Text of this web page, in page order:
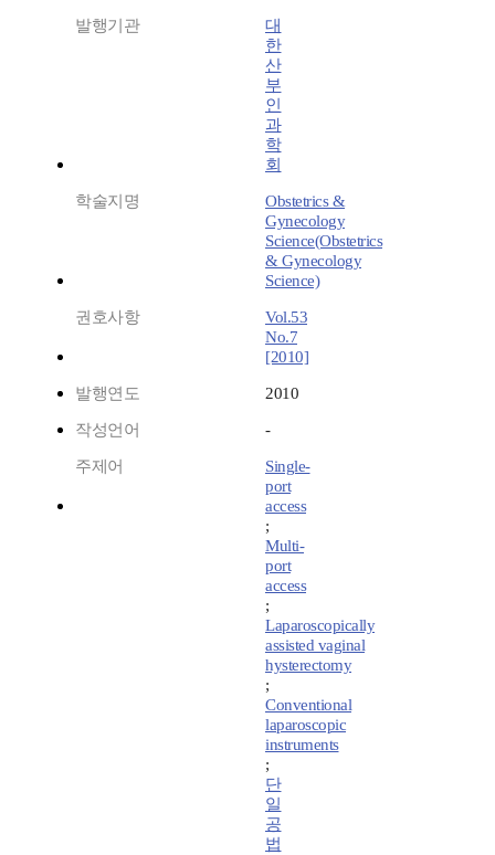
발행기관
대
한
산
부
인
과
학
회
학술지명
Obstetrics &
Gynecology
Science(Obstetrics
& Gynecology
Science)
권호사항
Vol.53
No.7
[2010]
발행연도 2010
작성언어 -
주제어
Single-
port
access
;
Multi-
port
access
;
Laparoscopically
assisted vaginal
hysterectomy
;
Conventional
laparoscopic
instruments
;
단
일
공
법